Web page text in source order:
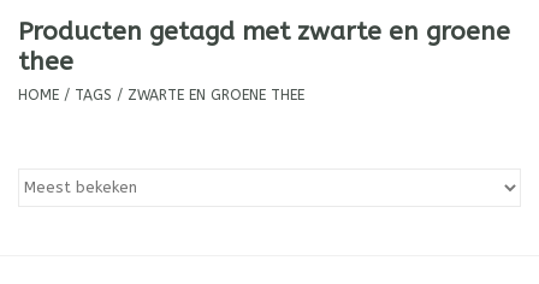
Thee cadeautjes
Wenskaarten
Producten getagd met zwarte en groene
thee
HOME / TAGS / ZWARTE EN GROENE THEE